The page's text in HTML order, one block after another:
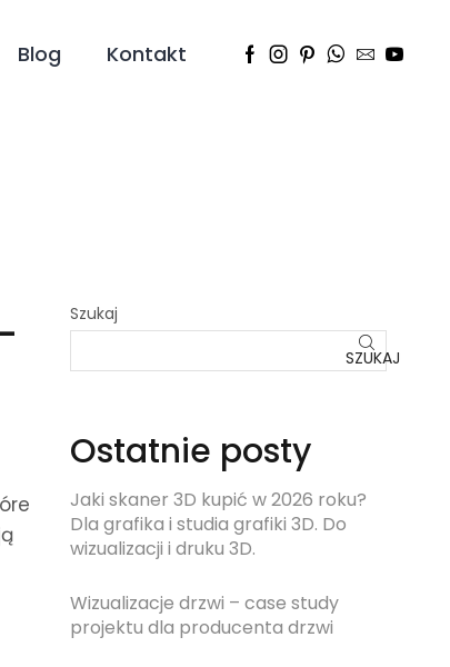
Blog Kontakt
Szukaj
SZUKAJ
Ostatnie posty
Jaki skaner 3D kupić w 2026 roku?
Dla grafika i studia grafiki 3D. Do
wizualizacji i druku 3D.
Wizualizacje drzwi – case study
projektu dla producenta drzwi